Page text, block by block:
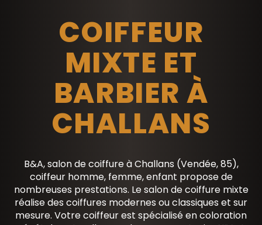
COIFFEUR
MIXTE ET
BARBIER À
CHALLANS
B&A, salon de coiffure à Challans (Vendée, 85),
coiffeur homme, femme, enfant propose de
nombreuses prestations. Le salon de coiffure mixte
réalise des coiffures modernes ou classiques et sur
mesure. Votre coiffeur est spécialisé en coloration